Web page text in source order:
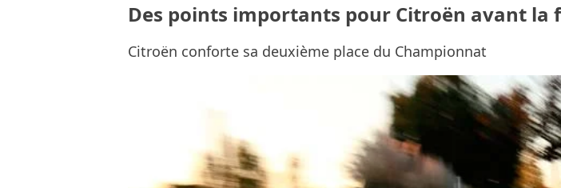
Des points importants pour Citroën avant la
Citroën conforte sa deuxième place du Championnat